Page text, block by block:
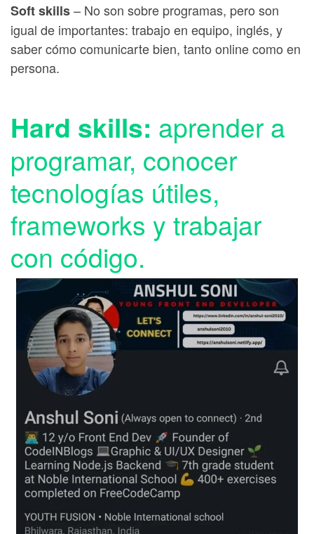
Soft skills– No son sobre programas, pero son
igual de importantes: trabajo en equipo, inglés, y
saber cómo comunicarte bien, tanto online como en
persona.
Hard skills: aprender a
programar, conocer
tecnologías útiles,
frameworks y trabajar
con código.